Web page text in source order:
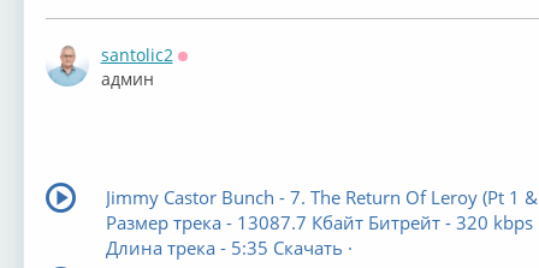
santolic2
админ
Jimmy Castor Bunch - 7. The Return Of Leroy (Pt 1
Размер трека - 13087.7 Кбайт Битрейт - 320 kbps
Длина трека - 5:35 Скачать ·